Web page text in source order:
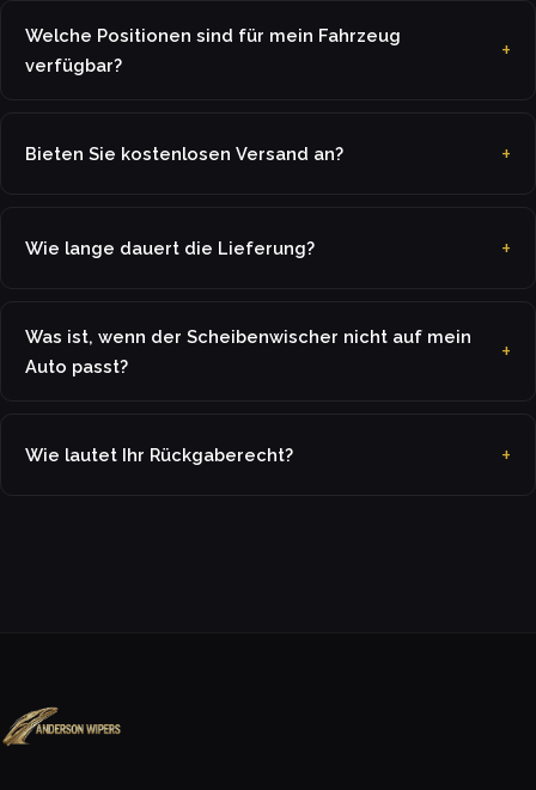
Welche Positionen sind für mein Fahrzeug
verfügbar?
Bieten Sie kostenlosen Versand an?
Wie lange dauert die Lieferung?
Was ist, wenn der Scheibenwischer nicht auf mein
Auto passt?
Wie lautet Ihr Rückgaberecht?